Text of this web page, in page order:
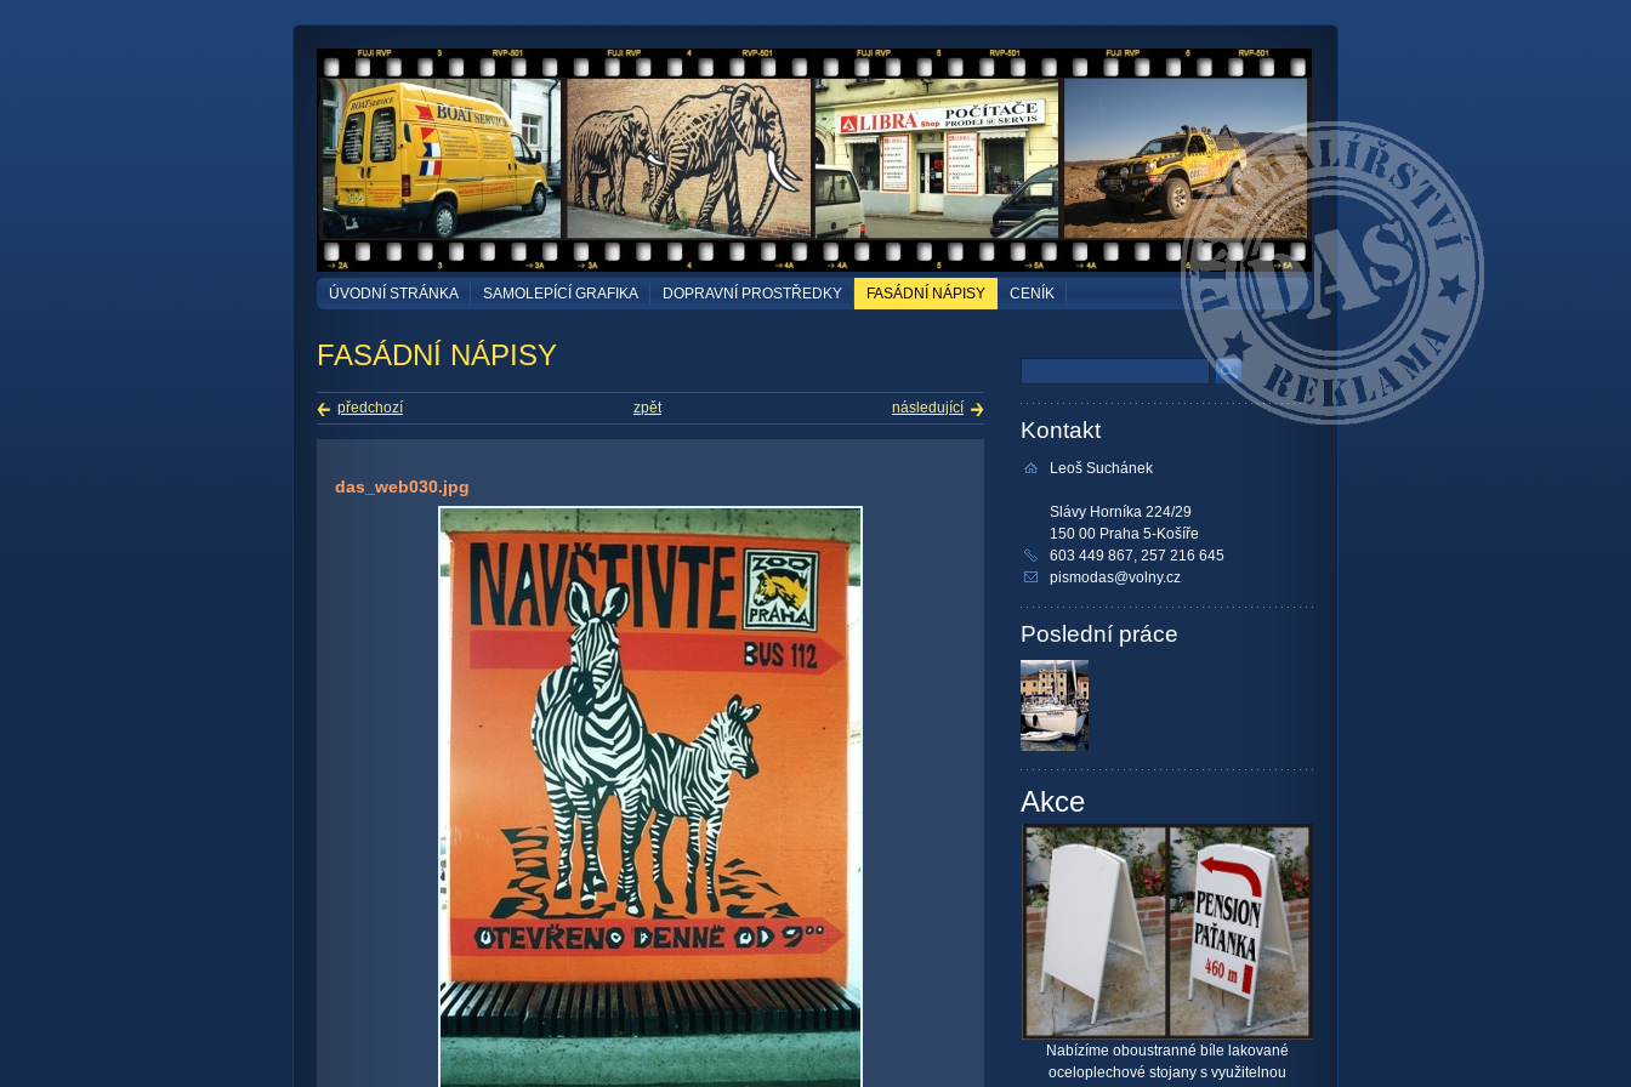
ÚVODNÍ STRÁNKA SAMOLEPÍCÍ GRAFIKA DOPRAVNÍ PROSTŘEDKY FASÁDNÍ NÁPISY CENÍK
FASÁDNÍ NÁPISY
předchozí následující
zpět
das_web030.jpg
Kontakt
Leoš Suchánek
Slávy Horníka 224/29
150 00 Praha 5-Košíře
603 449 867, 257 216 645
pismodas@volny.cz
Poslední práce
Akce
Nabízíme oboustranné bíle lakované
oceloplechové stojany s využitelnou